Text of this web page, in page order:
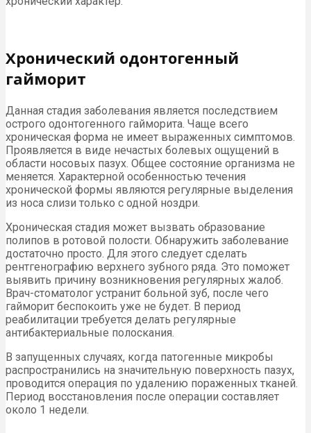
Хронический одонтогенный
гайморит
Данная стадия заболевания является последствием
острого одонтогенного гайморита. Чаще всего
хроническая форма не имеет выраженных симптомов.
Проявляется в виде нечастых болевых ощущений в
области носовых пазух. Общее состояние организма не
меняется. Характерной особенностью течения
хронической формы являются регулярные выделения
из носа слизи только с одной ноздри.
Хроническая стадия может вызвать образование
полипов в ротовой полости. Обнаружить заболевание
достаточно просто. Для этого следует сделать
рентгенографию верхнего зубного ряда. Это поможет
выявить причину возникновения регулярных жалоб.
Врач-стоматолог устранит больной зуб, после чего
гайморит беспокоить уже не будет. В период
реабилитации требуется делать регулярные
антибактериальные полоскания.
В запущенных случаях, когда патогенные микробы
распространились на значительную поверхность пазух,
проводится операция по удалению пораженных тканей.
Период восстановления после операции составляет
около 1 недели.